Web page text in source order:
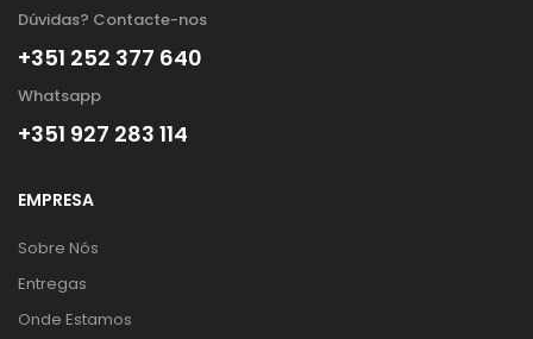
Dúvidas? Contacte-nos
+351 252 377 640
Whatsapp
+351 927 283 114
EMPRESA
Sobre Nós
Entregas
Onde Estamos